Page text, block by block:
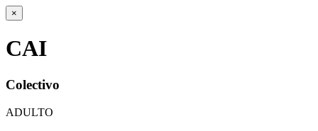
×
CAI
Colectivo
ADULTO